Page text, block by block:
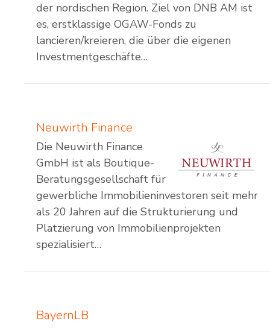
der nordischen Region. Ziel von DNB AM ist
es, erstklassige OGAW-Fonds zu
lancieren/kreieren, die über die eigenen
Investmentgeschäfte…
Neuwirth Finance
Die Neuwirth Finance
GmbH ist als Boutique-
Beratungsgesellschaft für
gewerbliche Immobilieninvestoren seit mehr
als 20 Jahren auf die Strukturierung und
Platzierung von Immobilienprojekten
spezialisiert…
BayernLB